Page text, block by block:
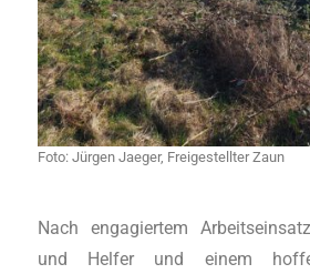
Foto: Jürgen Jaeger, Freigestellter Zaun
Nach engagiertem
und Helfer und einem